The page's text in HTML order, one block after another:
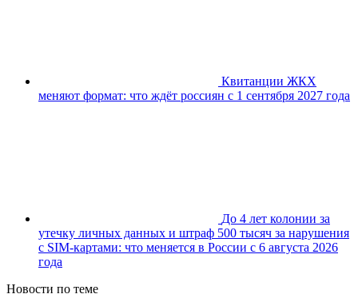
Квитанции ЖКХ
меняют формат: что ждёт россиян с 1 сентября 2027 года
До 4 лет колонии за
утечку личных данных и штраф 500 тысяч за нарушения
с SIM-картами: что меняется в России с 6 августа 2026
года
Новости по теме